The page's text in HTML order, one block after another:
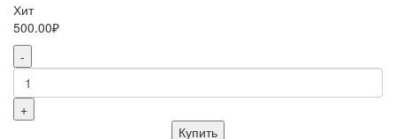
Хит
500.00₽
-
+
Купить